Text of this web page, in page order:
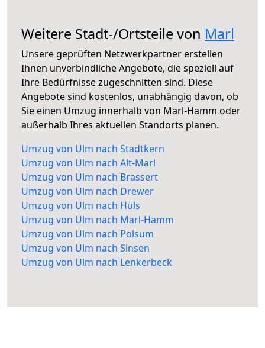
Weitere Stadt-/Ortsteile von Marl
Unsere geprüften Netzwerkpartner erstellen
Ihnen unverbindliche Angebote, die speziell auf
Ihre Bedürfnisse zugeschnitten sind. Diese
Angebote sind kostenlos, unabhängig davon, ob
Sie einen Umzug innerhalb von Marl-Hamm oder
außerhalb Ihres aktuellen Standorts planen.
Umzug von Ulm nach Stadtkern
Umzug von Ulm nach Alt-Marl
Umzug von Ulm nach Brassert
Umzug von Ulm nach Drewer
Umzug von Ulm nach Hüls
Umzug von Ulm nach Marl-Hamm
Umzug von Ulm nach Polsum
Umzug von Ulm nach Sinsen
Umzug von Ulm nach Lenkerbeck